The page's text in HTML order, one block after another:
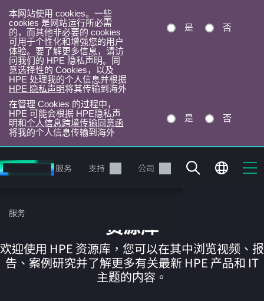
本网站使用 cookies。一些
cookies 是网站运行所必需
的，而其他非必要的 cookies
可用于个性化和增强您的用户
体验。要了解更多信息，请访
问我们的 HPE 隐私声明。同
意选择性的 Cookies，以及
HPE 处理我的个人信息并根据
HPE 隐私声明将其传输到海外
是 否
在管理 Cookies 的过程中，
HPE 可能会根据 HPE隐私声
明和个人信息跨境传输同意函
将我的个人信息传输到海外
是 否
转
到
目
录
服务 支持 公司
服务 资源库
欢迎使用 HPE 资源库，您可以在其中浏览视频、报
告、案例研究并了解更多有关最新 HPE 产品和 IT
主题的内容。